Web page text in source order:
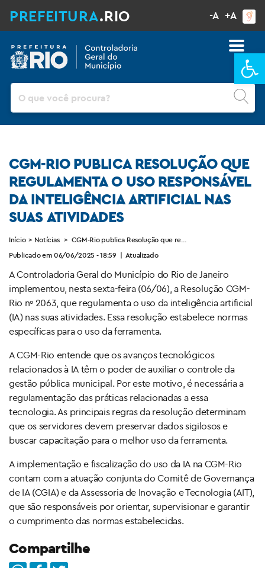
PREFEITURA.RIO -A +A
Pesquisar
CGM-RIO PUBLICA RESOLUÇÃO QUE
REGULAMENTA O USO RESPONSÁVEL
DA INTELIGÊNCIA ARTIFICIAL NAS
SUAS ATIVIDADES
Início > Notícias > CGM-Rio publica Resolução que regulamenta o uso
Publicado em 06/06/2025 - 18:59 | Atualizado
A Controladoria Geral do Município do Rio de Janeiro
implementou, nesta sexta-feira (06/06), a Resolução CGM-
Rio nº 2063, que regulamenta o uso da inteligência artificial
(IA) nas suas atividades. Essa resolução estabelece normas
específicas para o uso da ferramenta.
A CGM-Rio entende que os avanços tecnológicos
relacionados à IA têm o poder de auxiliar o controle da
gestão pública municipal. Por este motivo, é necessária a
regulamentação das práticas relacionadas a essa
tecnologia. As principais regras da resolução determinam
que os servidores devem preservar dados sigilosos e
buscar capacitação para o melhor uso da ferramenta.
A implementação e fiscalização do uso da IA na CGM-Rio
contam com a atuação conjunta do Comitê de Governança
de IA (CGIA) e da Assessoria de Inovação e Tecnologia (AIT),
que são responsáveis por orientar, supervisionar e garantir
o cumprimento das normas estabelecidas.
Compartilhe